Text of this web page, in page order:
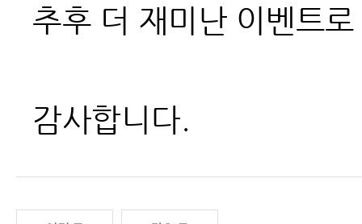
추후 더 재미난 이벤트
감사합니다.